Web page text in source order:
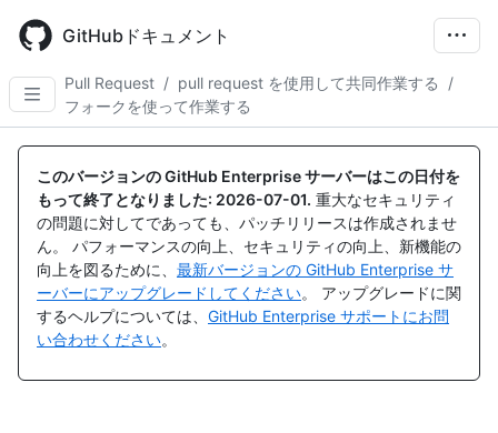
main
content
GitHubドキュメント
Pull Request / pull request を使用して共同作業する
/
フォークを使って作業する
このバージョンの GitHub Enterprise サーバーはこの日付を
もって終了となりました: 2026-07-01. 重大なセキュリティ
の問題に対してであっても、パッチリリースは作成されませ
ん。 パフォーマンスの向上、セキュリティの向上、新機能の
向上を図るために、 最新バージョンの GitHub Enterprise サ
ーバーにアップグレードしてください。 アップグレードに関
するヘルプについては、 GitHub Enterprise サポートにお問
い合わせください。